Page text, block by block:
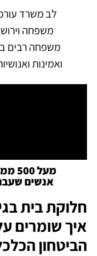
לב משרד
משפחה
משפחה רבים
ואמינות
מעל
אנשים
חלוקת בית
איך שומרים
הביטחון